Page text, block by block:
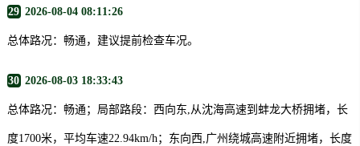
29 2026-08-04 08:11:26
总体路况：畅通，建议提前检查车况。
30 2026-08-03 18:33:43
总体路况：畅通；局部路段：西向东,从沈海高速到蚌龙大桥拥堵，长
度1700米，平均车速22.94km/h；东向西,广州绕城高速附近拥堵，长度